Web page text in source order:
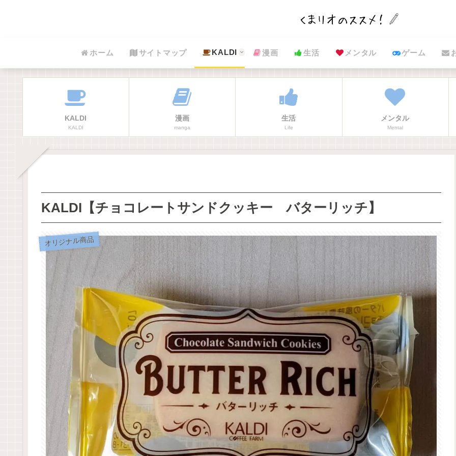
ホーム サイトマップ KALDI 漫画 生活 メンタル ゲーム
KALDI
KALDI
漫画
manga
生活
Life
メンタル
Mental
KALDI【チョコレートサンドクッキー バターリッチ】
オリジナル商品